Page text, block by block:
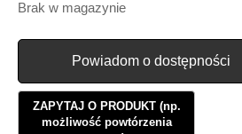
Brak w magazynie
Powiadom o dostępności